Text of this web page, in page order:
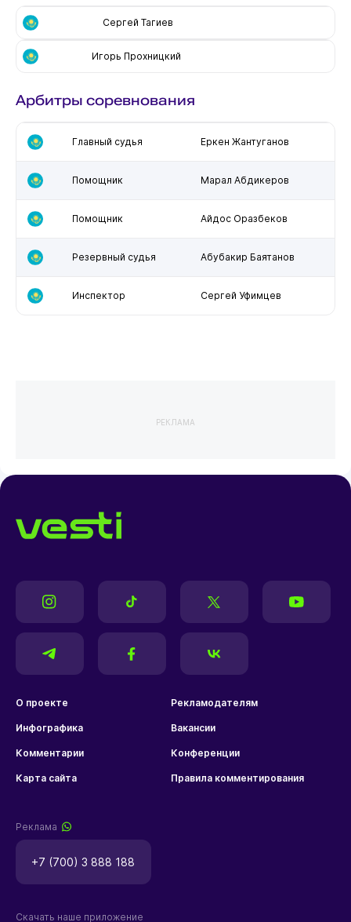
Сергей Тагиев
Игорь Прохницкий
Арбитры соревнования
Главный судья Еркен Жантуганов
Помощник Марал Абдикеров
Помощник Айдос Оразбеков
Резервный судья Абубакир Баятанов
Инспектор Сергей Уфимцев
РЕКЛАМА
О проекте Рекламодателям
Инфографика Вакансии
Комментарии Конференции
Карта сайта Правила комментирования
Реклама
+7 (700) 3 888 188
Скачать наше приложение